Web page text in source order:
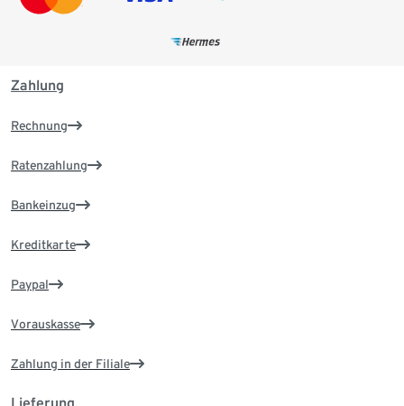
Zahlung
Rechnung
Ratenzahlung
Bankeinzug
Kreditkarte
Paypal
Vorauskasse
Zahlung in der Filiale